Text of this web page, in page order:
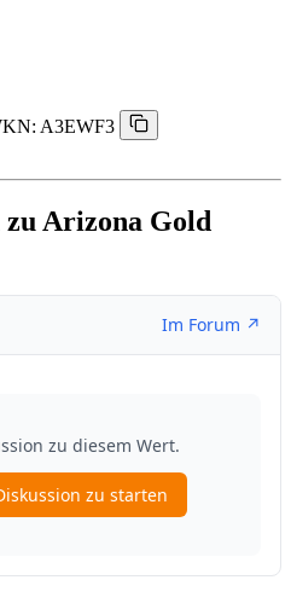
A3EWF3
Arizona Gold